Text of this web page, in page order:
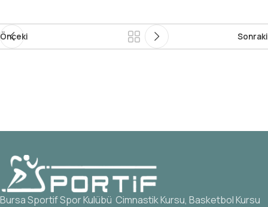
Önceki Sonraki
Bursa Sportif Spor Kulübü Cimnastik Kursu, Basketbol Kursu